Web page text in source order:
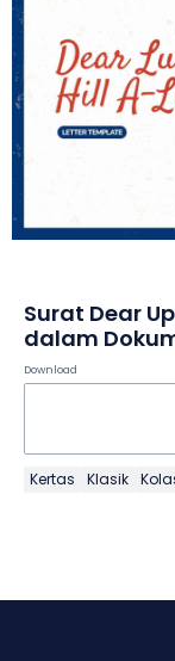
Surat Dear
dalam
Download
Kertas Klasik